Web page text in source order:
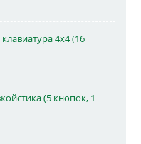
4x4 (16
(5 кнопок, 1